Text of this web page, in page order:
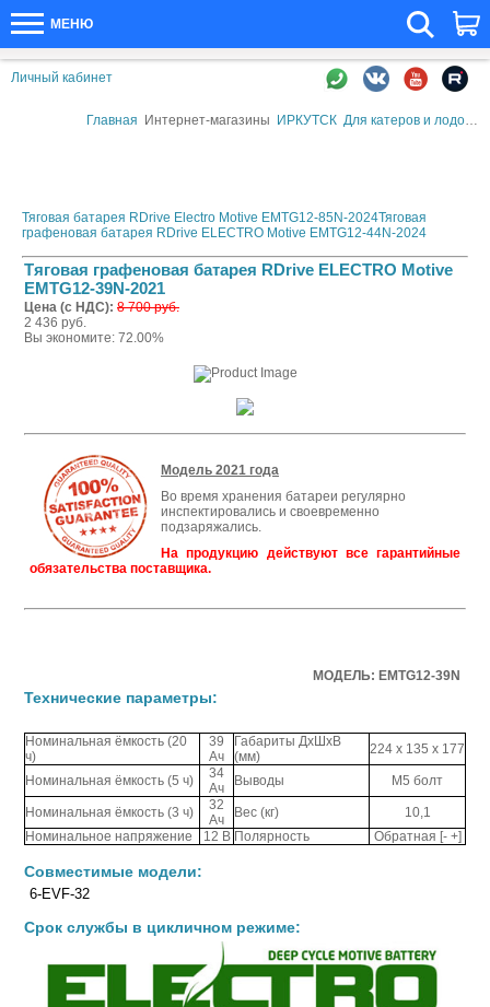
МЕНЮ
Личный кабинет
Главная Интернет-магазины ИРКУТСК Для катеров и лодок
Тяговая батарея RDrive Electro Motive EMTG12-85N-2024Тяговая
графеновая батарея RDrive ELECTRO Motive EMTG12-44N-2024
Тяговая графеновая батарея RDrive ELECTRO Motive
EMTG12-39N-2021
Цена (с НДС): 8 700 руб.
2 436 руб.
Вы экономите: 72.00%
Модель 2021 года
Во время хранения батареи регулярно
инспектировались и своевременно
подзаряжались.
На продукцию действуют все гарантийные
обязательства поставщика.
МОДЕЛЬ: EMTG12-39N
Технические параметры:
Номинальная ёмкость (20
ч)
39
Ач
Габариты ДхШхВ
(мм)
224 x 135 x 177
Номинальная ёмкость (5 ч)
34
Ач
Выводы M5 болт
Номинальная ёмкость (3 ч)
32
Ач
Вес (кг)
10,1
Номинальное напряжение
12 В Полярность Обратная [- +]
Совместимые модели:
6-EVF-32
Срок службы в цикличном режиме: